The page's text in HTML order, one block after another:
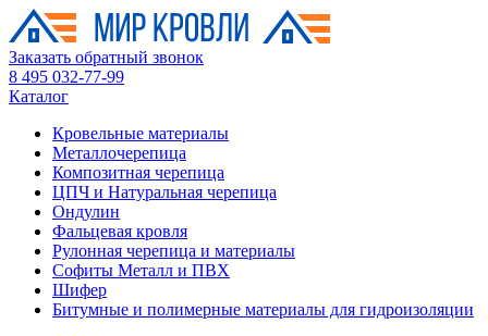
Заказать обратный звонок
8 495 032-77-99
Каталог
Кровельные материалы
Металлочерепица
Композитная черепица
ЦПЧ и Натуральная черепица
Ондулин
Фальцевая кровля
Рулонная черепица и материалы
Софиты Металл и ПВХ
Шифер
Битумные и полимерные материалы для гидроизоляции